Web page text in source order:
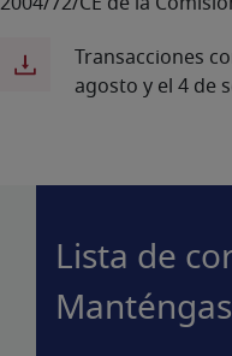
Transacciones
agosto y el 4 de
Lista de